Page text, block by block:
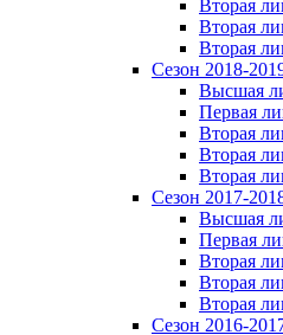
Вторая
Вторая
Вторая
Сезон 2018-
Высшая
Первая
Вторая
Вторая
Вторая
Сезон 2017-
Высшая
Первая
Вторая
Вторая
Вторая
Сезон 2016-